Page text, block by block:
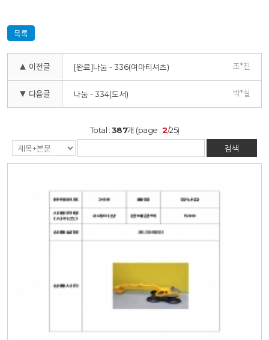
목록
▲ 이전글 [완료]나눔 - 336(여아티셔츠) 조*진
▼ 다음글 나눔 - 334(도서) 박*실
Total :387개 (page :2/25)
검색